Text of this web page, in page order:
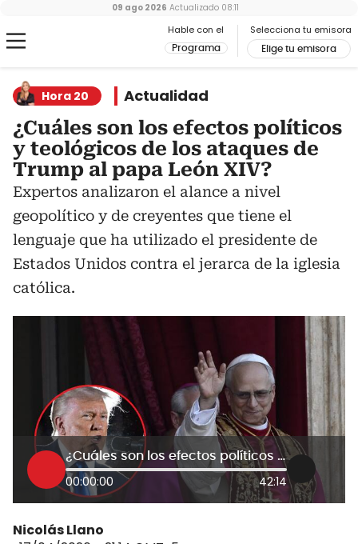
Hable con el
Programa
Selecciona tu emisora
Elige tu emisora
09 ago 2026 Actualizado 08:11
Hora 20 Actualidad
¿Cuáles son los efectos políticos
y teológicos de los ataques de
Trump al papa León XIV?
Expertos analizaron el alance a nivel
geopolítico y de creyentes que tiene el
lenguaje que ha utilizado el presidente de
Estados Unidos contra el jerarca de la iglesia
católica.
¿Cuáles son los efectos políticos y teológicos de los ataques de Trump al papa León XIV?
00:00:00 42:14
Nicolás Llano